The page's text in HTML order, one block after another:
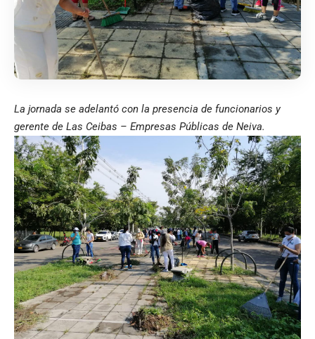
La jornada se adelantó con la presencia de funcionarios y
gerente de Las Ceibas – Empresas Públicas de Neiva.